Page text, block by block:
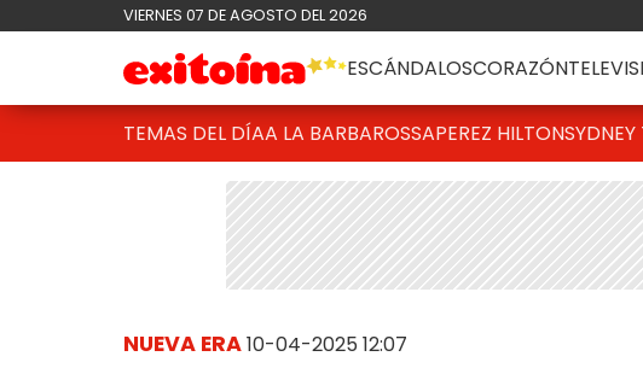
VIERNES 07 DE AGOSTO DEL 2026
ESCÁNDALOSCORAZÓN
TEMAS DEL DÍAA LA BARBAROSSAPEREZ HILTON
NUEVA ERA10-04-2025 12:07